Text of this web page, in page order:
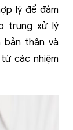
lý để đảm
trung xử lý
bản thân và
các nhiệm